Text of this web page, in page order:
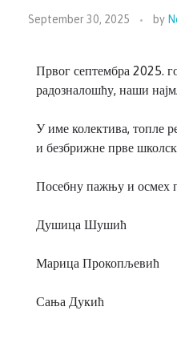
September 30, 2025 by
Првог септембра 2025.
радозналошћу, наши
У име колектива, топле
и безбрижне прве
Посебну пажњу и осмех
Душица Шушић
Марица Прокопљевић
Сања Дукић